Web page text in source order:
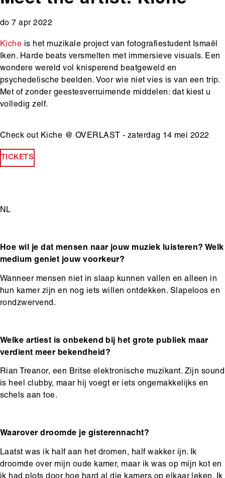
do 7 apr 2022
Kiche is het muzikale project van fotografiestudent Ismaël
Iken. Harde beats versmelten met immersieve visuals. Een
wondere wereld vol knisperend beatgeweld en
psychedelische beelden. Voor wie niet vies is van een trip.
Met of zonder geestesverruimende middelen: dat kiest u
volledig zelf.
Check out Kiche @ OVERLAST - zaterdag 14 mei 2022
TICKETS
Main
NL
Hoe wil je dat mensen naar jouw muziek luisteren? Welk
medium geniet jouw voorkeur?
Wanneer mensen niet in slaap kunnen vallen en alleen in
hun kamer zijn en nog iets willen ontdekken. Slapeloos en
rondzwervend.
Welke artiest is onbekend bij het grote publiek maar
verdient meer bekendheid?
Rian Treanor, een Britse elektronische muzikant. Zijn sound
is heel clubby, maar hij voegt er iets ongemakkelijks en
schels aan toe.
Waarover droomde je gisterennacht?
Laatst was ik half aan het dromen, half wakker ijn. Ik
droomde over mijn oude kamer, maar ik was op mijn kot en